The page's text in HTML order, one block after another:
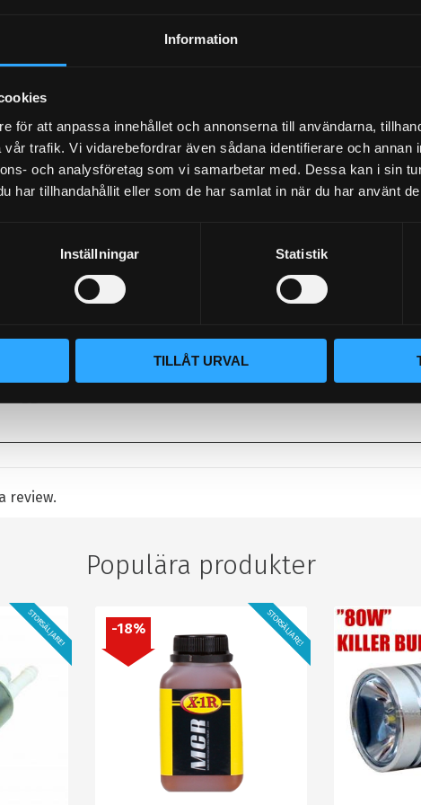
Information
för att anpassa innehållet och annonserna till användarna,
trafik. Vi vidarebefordrar även sådana identifierare och annan
och analysföretag som vi samarbetar med. Dessa kan i sin
har tillhandahållit eller som de har samlat in när du har använt
Inställningar Statistik
TILLÅT URVAL
kit: 99-5000EU.
a hose, from the clean side outward.
air filter is now ready to be reinstalled and used again!
review.
Populära produkter
STORSÄLJARE! 18% STORSÄLJARE!